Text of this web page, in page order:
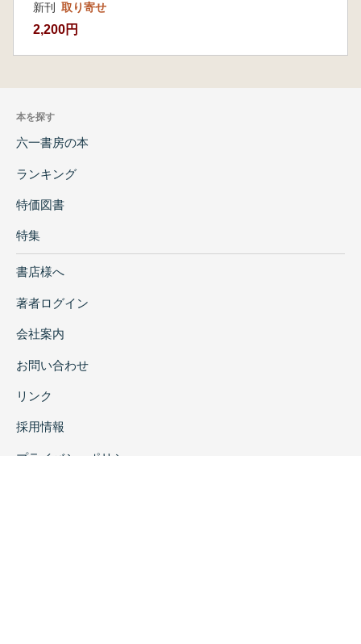
新刊 取り寄せ
2,200円
本を探す
六一書房の本
ランキング
特価図書
特集
書店様へ
著者ログイン
会社案内
お問い合わせ
リンク
採用情報
プライバシーポリシー